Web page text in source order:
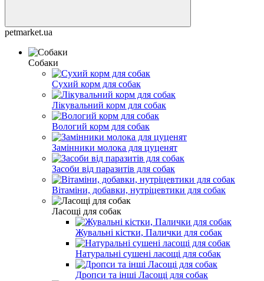
petmarket.ua
Собаки
Сухий корм для собак
Лікувальний корм для собак
Вологий корм для собак
Замінники молока для цуценят
Засоби від паразитів для собак
Вітаміни, добавки, нутріцевтики для собак
Ласощі для собак
Жувальні кістки, Палички для собак
Натуральні сушені ласощі для собак
Дропси та інші Ласощі для собак